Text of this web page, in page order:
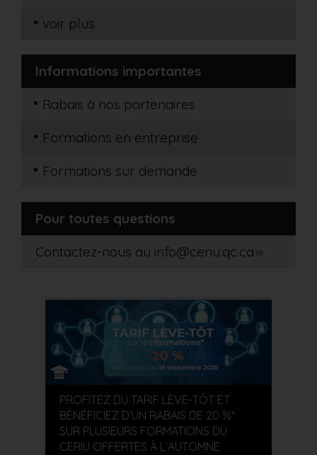
voir plus
Informations importantes
Rabais à nos partenaires
Formations en entreprise
Formations sur demande
Pour toutes questions
Contactez-nous au info@ceriu.qc.ca
PROFITEZ DU TARIF LÈVE-TÔT ET
BÉNÉFICIEZ D’UN RABAIS DE 20 %*
SUR PLUSIEURS FORMATIONS DU
CERIU OFFERTES À L’AUTOMNE